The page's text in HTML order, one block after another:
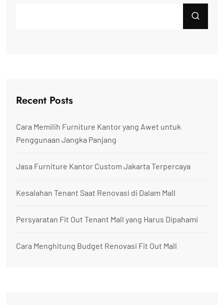
Recent Posts
Cara Memilih Furniture Kantor yang Awet untuk
Penggunaan Jangka Panjang
Jasa Furniture Kantor Custom Jakarta Terpercaya
Kesalahan Tenant Saat Renovasi di Dalam Mall
Persyaratan Fit Out Tenant Mall yang Harus Dipahami
Cara Menghitung Budget Renovasi Fit Out Mall